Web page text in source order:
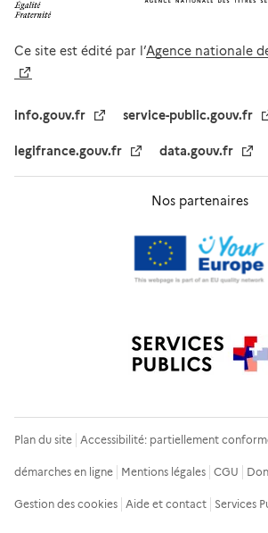
Ce site est édité par l’Agence nationale
info.gouv.fr service-public.gouv.fr
legifrance.gouv.fr data.gouv.fr
Nos partenaires
Plan du site Accessibilité: partiellement
démarches en ligne Mentions légales CGU
Gestion des cookies Aide et contact Services